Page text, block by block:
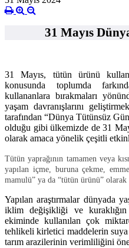
31 Mayıs
31 Mayıs, tütün ürünü
konusunda toplumda
kullananlara bırakmaları
yaşam davranışlarını
tarafından “Dünya Tütünsüz
olduğu gibi ülkemizde de 31
olarak amaca yönelik çeşitli
Tütün yaprağının tamamen veya
yapılan içme, buruna çekme,
mamulü” ya da “tütün ürünü” olarak
Yapılan araştırmalar dünyada
iklim değişikliği ve
ekiminde kullanılan çok
tehlikeli kirletici maddelerin suya
tarım arazilerinin verimliliğini